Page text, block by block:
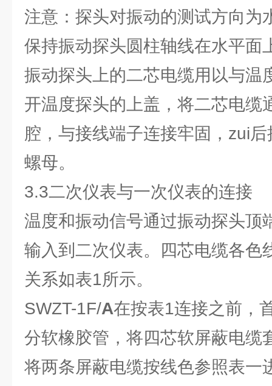
注意：探头对振动的测试方向为
保持振动探头圆柱轴线在水平面
振动探头上的二芯电缆用以与温
开温度探头的上盖，将二芯电缆
腔，与接线端子连接牢固，zui
螺母。
3.3二次仪表与一次仪表的连接
温度和振动信号通过振动探头顶
输入到二次仪表。四芯电缆各色
关系如表1所示。
SWZT-1F/A在按表1连接之前，
分软橡胶管，将四芯软屏蔽电缆
将两条屏蔽电缆按线色参照表一